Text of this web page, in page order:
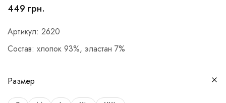
449 грн.
Артикул: 2620
Состав: хлопок 93%, эластан 7%
Размер